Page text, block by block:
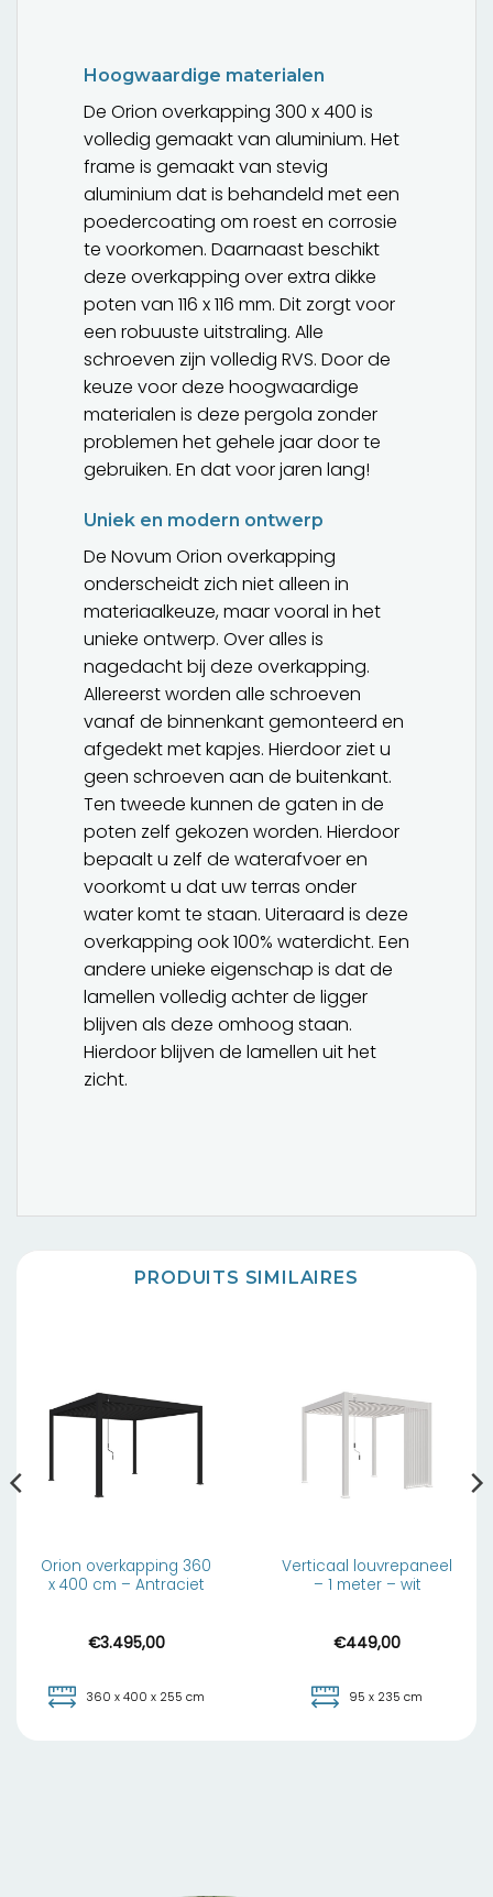
Hoogwaardige materialen
De Orion overkapping 300 x 400 is
volledig gemaakt van aluminium. Het
frame is gemaakt van stevig
aluminium dat is behandeld met een
poedercoating om roest en corrosie
te voorkomen. Daarnaast beschikt
deze overkapping over extra dikke
poten van 116 x 116 mm. Dit zorgt voor
een robuuste uitstraling. Alle
schroeven zijn volledig RVS. Door de
keuze voor deze hoogwaardige
materialen is deze pergola zonder
problemen het gehele jaar door te
gebruiken. En dat voor jaren lang!
Uniek en modern ontwerp
De Novum Orion overkapping
onderscheidt zich niet alleen in
materiaalkeuze, maar vooral in het
unieke ontwerp. Over alles is
nagedacht bij deze overkapping.
Allereerst worden alle schroeven
vanaf de binnenkant gemonteerd en
afgedekt met kapjes. Hierdoor ziet u
geen schroeven aan de buitenkant.
Ten tweede kunnen de gaten in de
poten zelf gekozen worden. Hierdoor
bepaalt u zelf de waterafvoer en
voorkomt u dat uw terras onder
water komt te staan. Uiteraard is deze
overkapping ook 100% waterdicht. Een
andere unieke eigenschap is dat de
lamellen volledig achter de ligger
blijven als deze omhoog staan.
Hierdoor blijven de lamellen uit het
zicht.
PRODUITS SIMILAIRES
Orion overkapping 360
x 400 cm – Antraciet
€3.495,00
360 x 400 x 255 cm
Verticaal louvrepaneel
– 1 meter – wit
€449,00
95 x 235 cm